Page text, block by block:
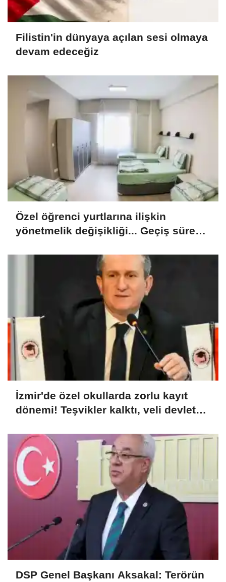
Filistin'in dünyaya açılan sesi olmaya
devam edeceğiz
Özel öğrenci yurtlarına ilişkin
yönetmelik değişikliği... Geçiş süresi
İzmir'de özel okullarda zorlu kayıt
dönemi! Teşvikler kalktı, veli devlet
DSP Genel Başkanı Aksakal: Terörün